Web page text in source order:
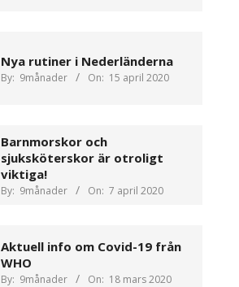
Nya rutiner i Nederländerna
By: 9månader On: 15 april 2020
Barnmorskor och
sjuksköterskor är otroligt
viktiga!
By: 9månader On: 7 april 2020
Aktuell info om Covid-19 från
WHO
By: 9månader On: 18 mars 2020